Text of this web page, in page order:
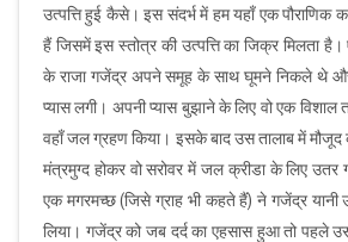
PRODUCTS
CONTACT US
उत्पत्ति हुई कैसे। इस संदर्भ में हम यहाँ एक पौराणिक
हैं जिसमें इस स्तोत्र की उत्पत्ति का जिक्र मिलता है।
के राजा गजेंद्र अपने समूह के साथ घूमने निकले थे और
प्यास लगी। अपनी प्यास बुझाने के लिए वो एक
वहाँ जल ग्रहण किया। इसके बाद उस तालाब में
मंत्रमुग्द होकर वो सरोवर में जल क्रीडा के लिए उतर
एक मगरमच्छ (जिसे ग्राह भी कहते हैं) ने गजेंद्र यानी
लिया। गजेंद्र को जब दर्द का एहसास हुआ तो पहले